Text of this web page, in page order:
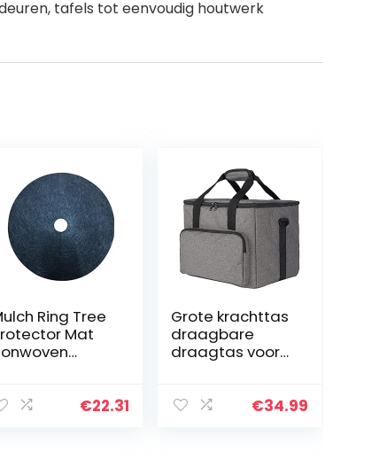
tafels tot eenvoudig houtwerk
Ring Tree
Mat
12pcs
€22.31
Grote krachttas
draagbare
draagtas voor
1417 x 1024 x 1102
€34.99